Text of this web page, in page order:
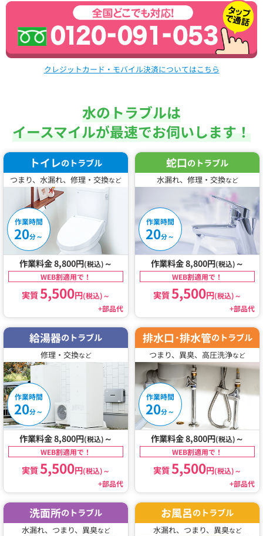
クレジットカード・モバイル決済についてはこちら
水のトラブルは
イースマイルが最速でお伺いします！
トイレのトラブル
つまり、水漏れ、修理・交換など
作業時間
20分～
作業料金 8,800円(税込) ～
WEB割適用で！
実質5,500円(税込)～
+部品代
蛇口のトラブル
水漏れ、修理・交換など
作業時間
20分～
作業料金 8,800円(税込) ～
WEB割適用で！
実質5,500円(税込)～
+部品代
給湯器のトラブル
修理・交換など
作業時間
20分～
作業料金 8,800円(税込) ～
WEB割適用で！
実質5,500円(税込)～
+部品代
排水口･排水管のトラブル
つまり、異臭、高圧洗浄など
作業時間
20分～
作業料金 8,800円(税込) ～
WEB割適用で！
実質5,500円(税込)～
+部品代
洗面所のトラブル
水漏れ、つまり、異臭など
お風呂のトラブル
水漏れ、つまり、異臭など